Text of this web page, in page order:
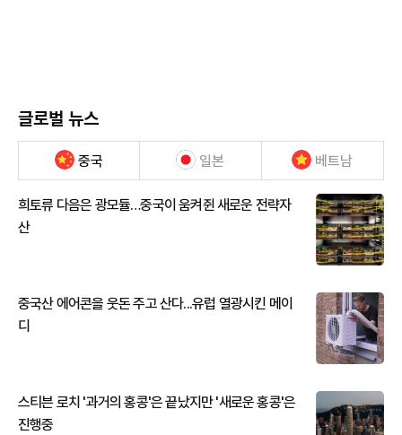
글로벌 뉴스
중국 일본 베트남
희토류 다음은 광모듈…중국이 움켜쥔 새로운 전략자
산
중국산 에어콘을 웃돈 주고 산다...유럽 열광시킨 메이
디
스티븐 로치 '과거의 홍콩'은 끝났지만 '새로운 홍콩'은
진행중